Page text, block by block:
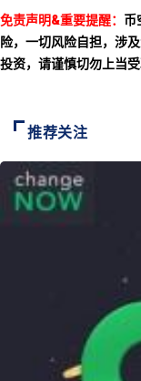
免责声明&重要提醒： 币
险，一切风险自担，涉
投资，请谨慎切勿上当受
推荐关注